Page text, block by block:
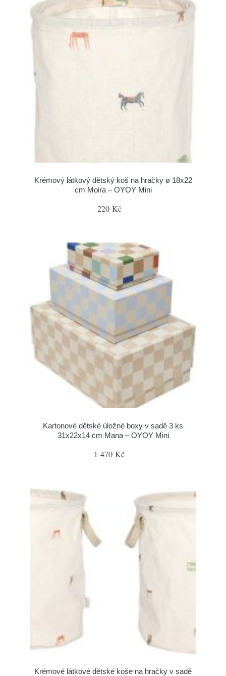
Krémový látkový dětský koš na hračky ø 18x22
cm Moira – OYOY Mini
220 Kč
Kartonové dětské úložné boxy v sadě 3 ks
31x22x14 cm Mana – OYOY Mini
1 470 Kč
Krémové látkové dětské koše na hračky v sadě